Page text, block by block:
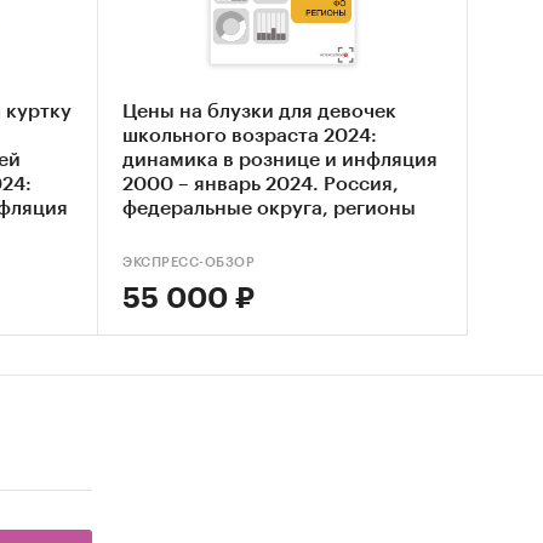
Цены на блузки для девочек
школьного возраста 2024:
динамика в рознице и инфляция
2000 – январь 2024. Россия,
федеральные округа, регионы
ЭКСПРЕСС-ОБЗОР
55 000 ₽